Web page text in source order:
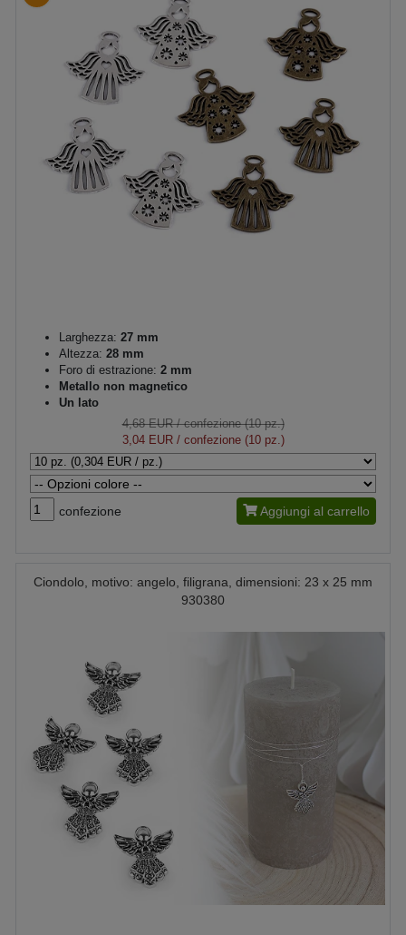
Larghezza: 27 mm
Altezza: 28 mm
Foro di estrazione: 2 mm
Metallo non magnetico
Un lato
4,68 EUR/ confezione (10 pz.)
3,04 EUR/ confezione (10 pz.)
confezione Aggiungi al carrello
Ciondolo, motivo: angelo, filigrana, dimensioni: 23 x 25 mm
930380